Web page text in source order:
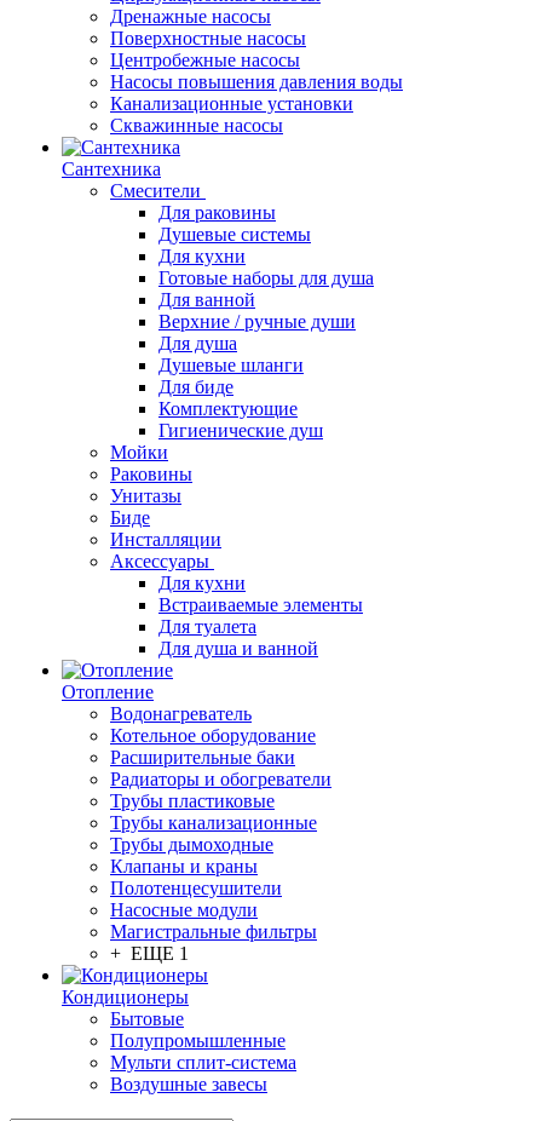
Дренажные насосы
Поверхностные насосы
Центробежные насосы
Насосы повышения давления воды
Канализационные установки
Скважинные насосы
Сантехника
Смесители
Для раковины
Душевые системы
Для кухни
Готовые наборы для душа
Для ванной
Верхние / ручные души
Для душа
Душевые шланги
Для биде
Комплектующие
Гигиенические душ
Мойки
Раковины
Унитазы
Биде
Инсталляции
Аксессуары
Для кухни
Встраиваемые элементы
Для туалета
Для душа и ванной
Отопление
Водонагреватель
Котельное оборудование
Расширительные баки
Радиаторы и обогреватели
Трубы пластиковые
Трубы канализационные
Трубы дымоходные
Клапаны и краны
Полотенцесушители
Насосные модули
Магистральные фильтры
+ ЕЩЕ 1
Кондиционеры
Бытовые
Полупромышленные
Мульти сплит-система
Воздушные завесы